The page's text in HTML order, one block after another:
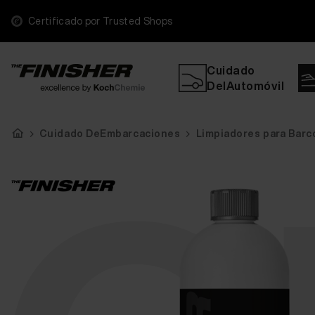
Certificado por Trusted Shops
Cuidado
DelAutomóvil
Cuidado DeEmbarcaciones Limpiadores para